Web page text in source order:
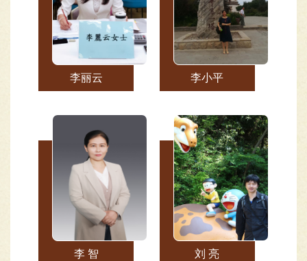
李丽云 李小平
李 智 刘 亮